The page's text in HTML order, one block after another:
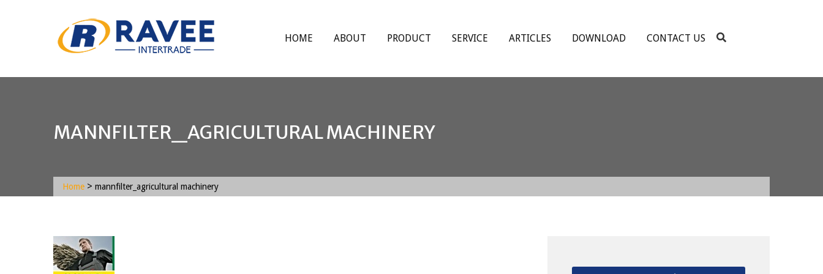
HOME ABOUT PRODUCT SERVICE ARTICLES DOWNLOAD CONTACT US
MANNFILTER_AGRICULTURAL MACHINERY
Home > mannfilter_agricultural machinery